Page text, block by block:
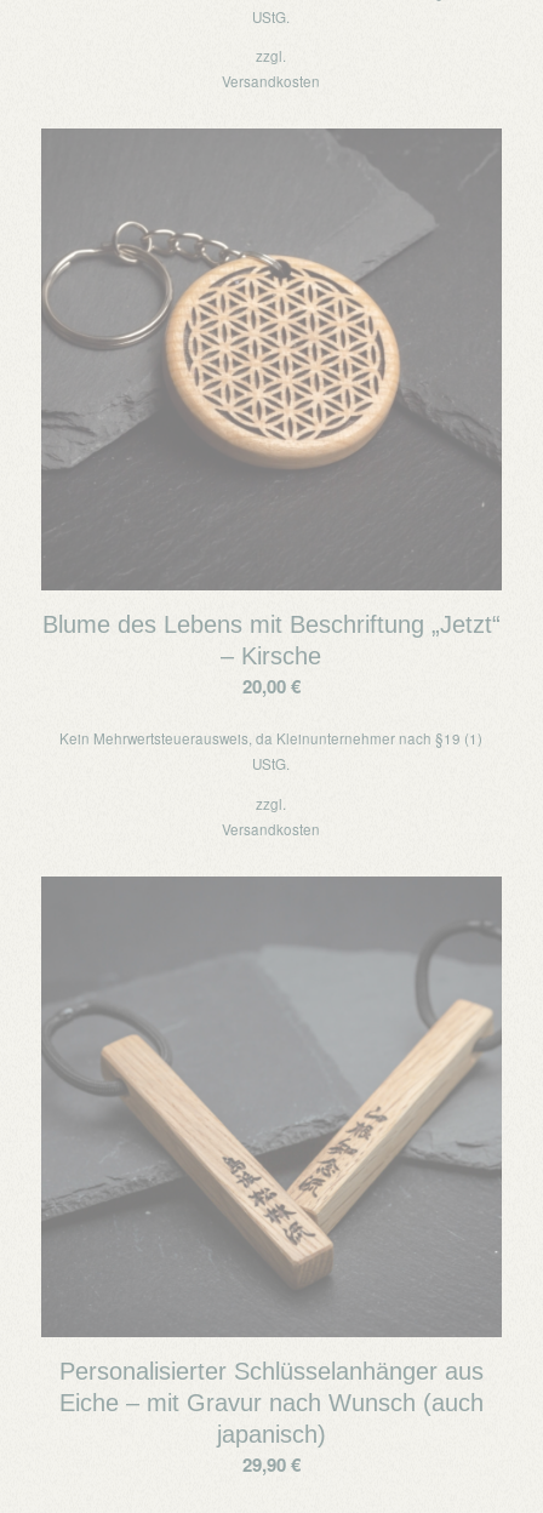
UStG.
zzgl.
Versandkosten
Blume des Lebens mit Beschriftung „Jetzt“
– Kirsche
20,00€
Kein Mehrwertsteuerausweis, da Kleinunternehmer nach §19 (1)
UStG.
zzgl.
Versandkosten
Personalisierter Schlüsselanhänger aus
Eiche – mit Gravur nach Wunsch (auch
japanisch)
29,90€